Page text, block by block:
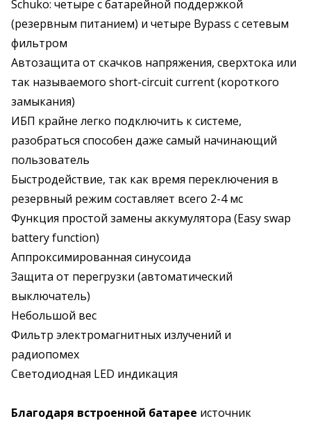
Schuko: четыре с батарейной поддержкой
(резервным питанием) и четыре Bypass с сетевым
фильтром
Автозащита от скачков напряжения, сверхтока или
так называемого short-circuit current (короткого
замыкания)
ИБП крайне легко подключить к системе,
разобраться способен даже самый начинающий
пользователь
Быстродействие, так как время переключения в
резервный режим составляет всего 2-4 мс
Функция простой замены аккумулятора (Easy swap
battery function)
Аппроксимированная синусоида
Защита от перегрузки (автоматический
выключатель)
Небольшой вес
Фильтр электромагнитных излучений и
радиопомех
Светодиодная LED индикация
Благодаря встроенной батарее источник